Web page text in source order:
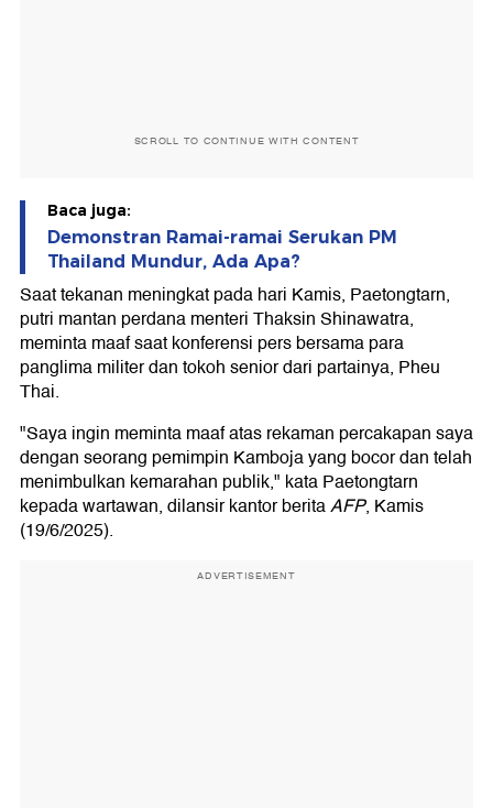
SCROLL TO CONTINUE WITH CONTENT
Baca juga:
Demonstran Ramai-ramai Serukan PM
Thailand Mundur, Ada Apa?
Saat tekanan meningkat pada hari Kamis, Paetongtarn,
putri mantan perdana menteri Thaksin Shinawatra,
meminta maaf saat konferensi pers bersama para
panglima militer dan tokoh senior dari partainya, Pheu
Thai.
"Saya ingin meminta maaf atas rekaman percakapan saya
dengan seorang pemimpin Kamboja yang bocor dan telah
menimbulkan kemarahan publik," kata Paetongtarn
kepada wartawan, dilansir kantor beritaAFP, Kamis
(19/6/2025).
ADVERTISEMENT